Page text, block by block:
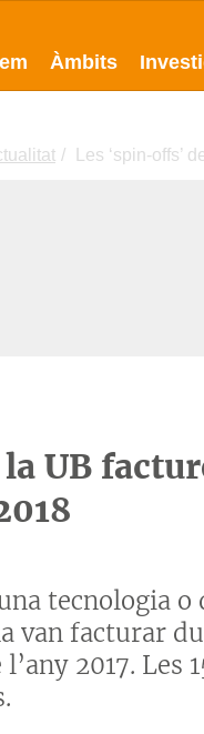
Àmbits
Les ‘spin-
UB
tecnologia
van facturar
2017. Les